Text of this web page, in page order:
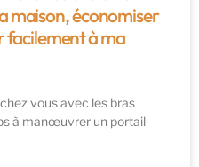
maison, économiser
facilement à ma
vous avec les bras
à manœuvrer un portail